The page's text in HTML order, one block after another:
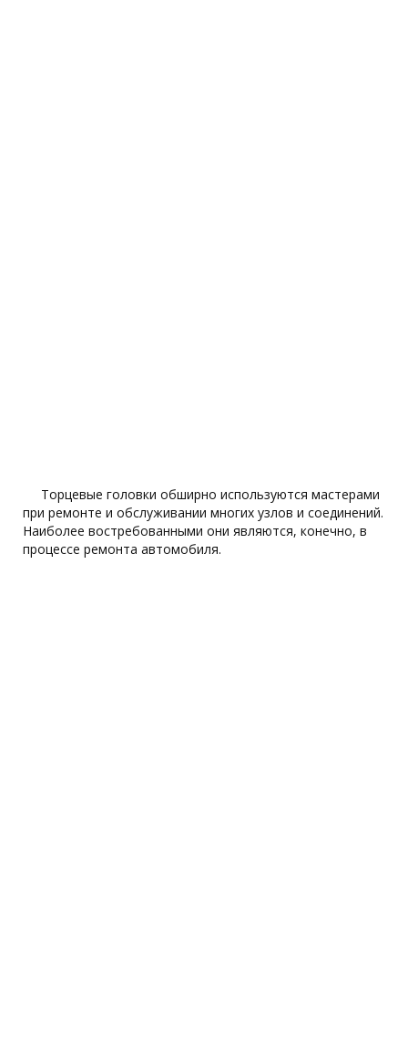
Торцевые головки обширно используются мастерами
при ремонте и обслуживании многих узлов и соединений.
Наиболее востребованными они являются, конечно, в
процессе ремонта автомобиля.